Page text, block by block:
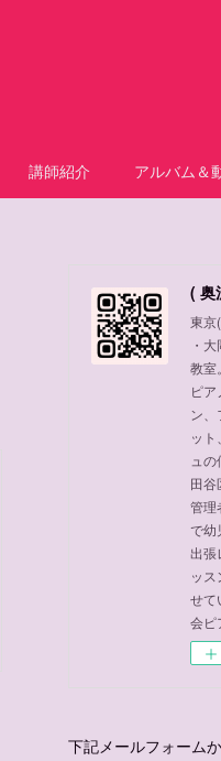
講師紹介 アルバム＆
東京
・
教室
ピ
ン、
ッ
ュ
田谷
管理
で幼
出張
ッ
せて
会ピ
下記メールフォームか